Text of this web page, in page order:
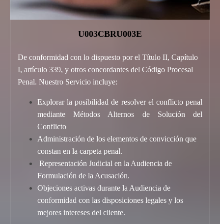
U003CBRU003E
De conformidad con lo dispuesto por el Título II, Capítulo
I, artículo 339, y otros concordantes del Código Procesal
Penal. Nuestro Servicio incluye:
Explorar la posibilidad de resolver el conflicto penal
mediante Métodos Alternos de Solución del
Conflicto
Administración de los elementos de convicción que
constan en la carpeta penal.
Representación Judicial en la Audiencia de
Formulación de la Acusación.
Objeciones activas durante la Audiencia de
conformidad con las disposiciones legales y los
mejores intereses del cliente.